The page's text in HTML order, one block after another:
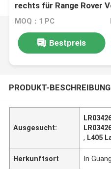
rechts für Range Rover
MOQ：1 PC
Bestpreis
PRODUKT-BESCHREIBUNG
Ausgesucht:
, L405
Herkunftsort In